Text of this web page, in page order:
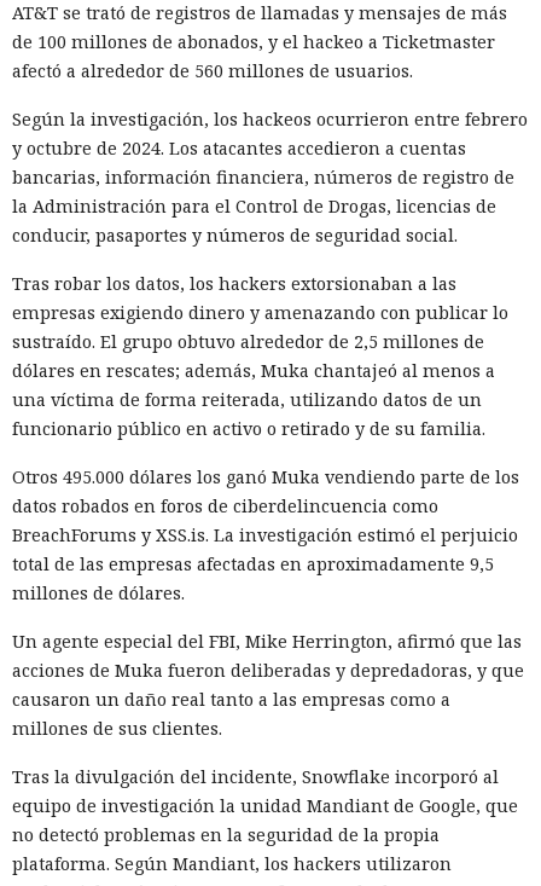
AT&T se trató de registros de llamadas y mensajes de más
de 100 millones de abonados, y el hackeo a Ticketmaster
afectó a alrededor de 560 millones de usuarios.
Según la investigación, los hackeos ocurrieron entre febrero
y octubre de 2024. Los atacantes accedieron a cuentas
bancarias, información financiera, números de registro de
la Administración para el Control de Drogas, licencias de
conducir, pasaportes y números de seguridad social.
Tras robar los datos, los hackers extorsionaban a las
empresas exigiendo dinero y amenazando con publicar lo
sustraído. El grupo obtuvo alrededor de 2,5 millones de
dólares en rescates; además, Muka chantajeó al menos a
una víctima de forma reiterada, utilizando datos de un
funcionario público en activo o retirado y de su familia.
Otros 495.000 dólares los ganó Muka vendiendo parte de los
datos robados en foros de ciberdelincuencia como
BreachForums y XSS.is. La investigación estimó el perjuicio
total de las empresas afectadas en aproximadamente 9,5
millones de dólares.
Un agente especial del FBI, Mike Herrington, afirmó que las
acciones de Muka fueron deliberadas y depredadoras, y que
causaron un daño real tanto a las empresas como a
millones de sus clientes.
Tras la divulgación del incidente, Snowflake incorporó al
equipo de investigación la unidad Mandiant de Google, que
no detectó problemas en la seguridad de la propia
plataforma. Según Mandiant, los hackers utilizaron